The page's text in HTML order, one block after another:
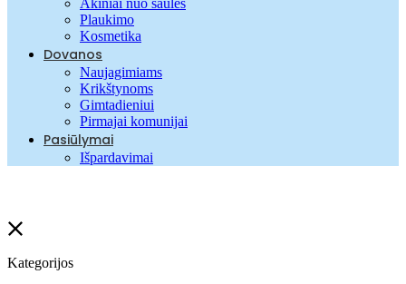
Plaukimo
Kosmetika
Dovanos
Naujagimiams
Krikštynoms
Gimtadieniui
Pirmajai komunijai
Pasiūlymai
Išpardavimai
Kategorijos